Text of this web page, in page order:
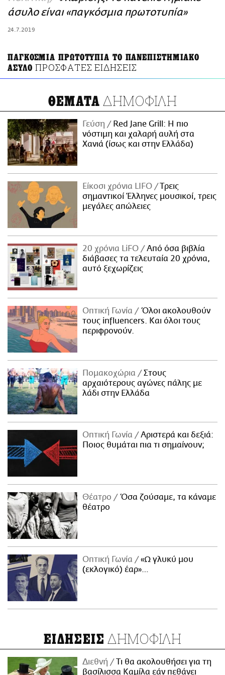
ΑΜΠΑ
PRINT
άσυλο είναι «παγκόσμια πρωτοτυπία»
24.7.2019
ΠΑΓΚΟΣΜΙΑ ΠΡΩΤΟΤΥΠΙΑ ΤΟ ΠΑΝΕΠΙΣΤΗΜΙΑΚΟ
ΑΣΥΛΟ ΠΡΟΣΦΑΤΕΣ ΕΙΔΗΣΕΙΣ
ΘΕΜΑΤΑ ΔΗΜΟΦΙΛΗ
Γεύση
Red Jane Grill: Η πιο
νόστιμη και χαλαρή αυλή στα
Χανιά (ίσως και στην Ελλάδα)
Είκοσι χρόνια LIFO
Tρεις
σημαντικοί Έλληνες μουσικοί, τρεις
μεγάλες απώλειες
20 χρόνια LiFO
Από όσα βιβλία
διάβασες τα τελευταία 20 χρόνια,
αυτό ξεχωρίζεις
Οπτική Γωνία
Όλοι ακολουθούν
τους influencers. Και όλοι τους
περιφρονούν.
Πομακοχώρια
Στους
αρχαιότερους αγώνες πάλης με
λάδι στην Ελλάδα
Οπτική Γωνία
Αριστερά και δεξιά:
Ποιος θυμάται πια τι σημαίνουν;
Θέατρο
Όσα ζούσαμε, τα κάναμε
θέατρο
Οπτική Γωνία
«Ω γλυκύ μου
(εκλογικό) έαρ»…
ΕΙΔΗΣΕΙΣ ΔΗΜΟΦΙΛΗ
Διεθνή
Τι θα ακολουθήσει για τη
βασίλισσα Καμίλα εάν πεθάνει